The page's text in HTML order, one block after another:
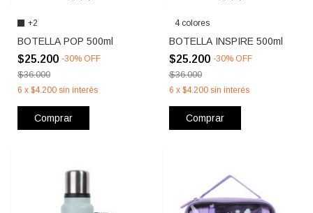
+2
BOTELLA POP 500ml
$25.200 -30% OFF
$36.000
6 x $4.200 sin interés
Comprar
4 colores
BOTELLA INSPIRE 500ml
$25.200 -30% OFF
$36.000
6 x $4.200 sin interés
Comprar